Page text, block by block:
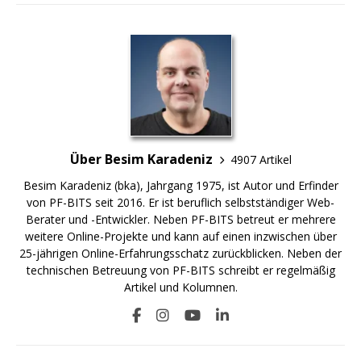
Über Besim Karadeniz
4907 Artikel
Besim Karadeniz (bka), Jahrgang 1975, ist Autor und Erfinder
von PF-BITS seit 2016. Er ist beruflich selbstständiger Web-
Berater und -Entwickler. Neben PF-BITS betreut er mehrere
weitere Online-Projekte und kann auf einen inzwischen über
25-jährigen Online-Erfahrungsschatz zurückblicken. Neben der
technischen Betreuung von PF-BITS schreibt er regelmäßig
Artikel und Kolumnen.